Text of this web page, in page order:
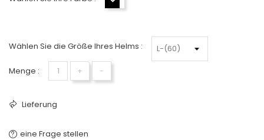
Wählen Sie die Größe Ihres Helms :
Menge : + −
Lieferung
eine Frage stellen